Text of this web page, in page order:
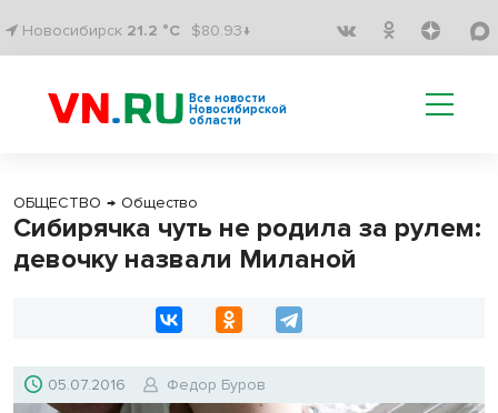
Новосибирск 21.2 °C $80.93↓
Все новости
Новосибирской
области
ОБЩЕСТВО → Общество
Сибирячка чуть не родила за рулем:
девочку назвали Миланой
05.07.2016 Федор Буров